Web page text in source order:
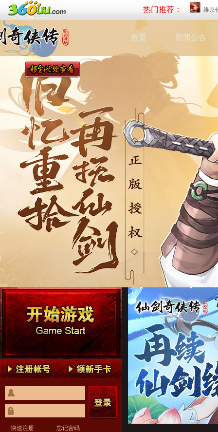
热门推荐： 维京
首页 新闻公告
快速注册 忘记密码
仙剑奇侠传：新的开始1
仙剑奇侠传：新的开始1
仙剑奇侠传：新的开始2
仙剑奇侠传：新的开始2
仙剑奇侠传：新的开始3
仙剑奇侠传：新的开始3
仙剑奇侠传：新的开始4
仙剑奇侠传：新的开始4
仙剑奇侠传：新的开始5
仙剑奇侠传：新的开始5